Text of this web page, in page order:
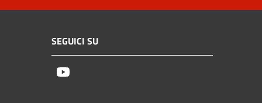
SEGUICI SU